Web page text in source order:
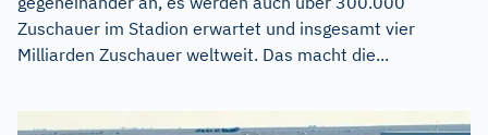
Zuschauer im Stadion erwartet und insgesamt vier
Milliarden Zuschauer weltweit. Das macht die...